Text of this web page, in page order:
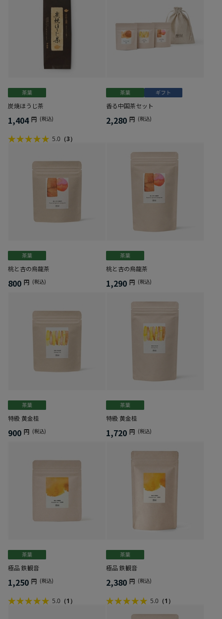
炭焼ほうじ茶
1,404 円 (税込)
5.0 （3）
香る中国茶セット
2,280 円 (税込)
桃と杏の烏龍茶
800 円 (税込)
桃と杏の烏龍茶
1,290 円 (税込)
特級 黄金桂
900 円 (税込)
特級 黄金桂
1,720 円 (税込)
極品 鉄観音
1,250 円 (税込)
5.0 （1）
極品 鉄観音
2,380 円 (税込)
5.0 （1）